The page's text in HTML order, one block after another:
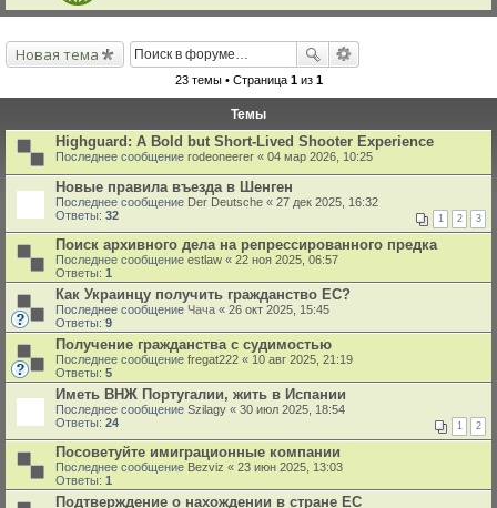
Новая тема
23 темы • Страница 1из 1
Темы
Highguard: A Bold but Short-Lived Shooter Experience
Последнее сообщение rodeoneerer « 04 мар 2026, 10:25
Новые правила въезда в Шенген
Последнее сообщение Der Deutsche « 27 дек 2025, 16:32
Ответы: 32 1 2 3
Поиск архивного дела на репрессированного предка
Последнее сообщение estlaw « 22 ноя 2025, 06:57
Ответы: 1
Как Украинцу получить гражданство ЕС?
Последнее сообщение Чача « 26 окт 2025, 15:45
Ответы: 9
Получение гражданства с судимостью
Последнее сообщение fregat222 « 10 авг 2025, 21:19
Ответы: 5
Иметь ВНЖ Португалии, жить в Испании
Последнее сообщение Szilagy « 30 июл 2025, 18:54
Ответы: 24 1 2
Посоветуйте имиграционные компании
Последнее сообщение Bezviz « 23 июн 2025, 13:03
Ответы: 1
Подтверждение о нахождении в стране ЕС